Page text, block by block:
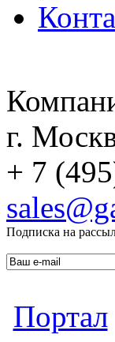
г.
+ 7
Подписка на